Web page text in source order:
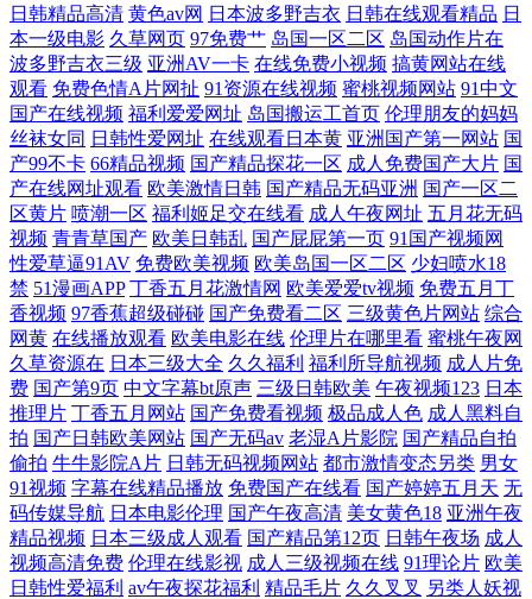
好看的电视剧 欧美国产在线看 亚洲精品第一在线观 传媒大片免费看 免费
看涩涩视频网 午夜私人欧洲精品一区 不卡的岛 绝顶丰满 天天色情 97超碰
资源共享 九九九九九九伊人 天美影视 97se亚洲国产综合 激情AV 三级片
AV老司机网站 91精品人成在线 国产主播直播在线观看 日韩成人精品一区
二区三区 中文字幕亚洲一区 国产网暴门a在线视频 日本成本人片免 揄揄
撸一区 国产精品丝袜一区二区 欧美综合婷婷 影音先锋玖玖草 国产精品中
文字幕 热播视频推荐排行 又黄又爽又 国产精品爱啪在线播放 欧美一级日
韩在线观看 一毛影院 国产成年无 欧美日韩一区二区三 亚洲天堂日韩电影
福利国产 欧美丰满少妇久久无码精品 亚洲精品在线第一页 岛国午夜av 欧
美理论片 亚洲欧美另类精品二区 电影天堂下载地址 男人插曲女人视频在
日韩精品高清 黄色av网 日本波多野吉衣 日韩在线观看精品 日
本一级电影 久草网页 97免费艹 岛国一区二区 岛国动作片在
波多野吉衣三级 亚洲AV一卡 在线免费小视频 搞黄网站在线
观看 免费色情A片网扯 91资源在线视频 蜜桃视频网站 91中文
国产在线视频 福利爱爱网址 岛国搬运工首页 伦理朋友的妈妈
丝袜女同 日韩性爱网址 在线观看日本黄 亚洲国产第一网站 国
产99不卡 66精品视频 国产精品探花一区 成人免费国产大片 国
产在线网址观看 欧美激情日韩 国产精品无码亚洲 国产一区二
区黄片 喷潮一区 福利姬足交在线看 成人午夜网址 五月花无码
视频 青青草国产 欧美日韩乱 国产屁屁第一页 91国产视频网
性爱草逼91AV 免费欧美视频 欧美岛国一区二区 少妇喷水18
禁 51漫画APP 丁香五月花激情网 欧美爱爱tv视频 免费五月丁
香视频 97香蕉超级碰碰 国产免费看二区 三级黄色片网站 综合
网黄 在线播放观看 欧美电影在线 伦理片在哪里看 蜜桃午夜网
久草资源在 日本三级大全 久久福利 福利所导航视频 成人片免
费 国产第9页 中文字幕bt原声 三级日韩欧美 午夜视频123 日本
推理片 丁香五月网站 国产免费看视频 极品成人色 成人黑料自
拍 国产日韩欧美网站 国产无码av 老湿A片影院 国产精品自拍
偷拍 牛牛影院A片 日韩无码视频网站 都市激情变态另类 男女
91视频 字幕在线精品播放 免费国产在线看 国产婷婷五月天 无
码传媒导航 日本电影伦理 国产午夜高清 美女黄色18 亚洲午夜
精品视频 日本三级成人观看 国产精品第12页 日韩午夜场 成人
视频高清免费 伦理在线影视 成人三级视频在线 91理论片 欧美
日韩性爱福利 av午夜探花福利 精品毛片 久久叉叉 另类人妖视